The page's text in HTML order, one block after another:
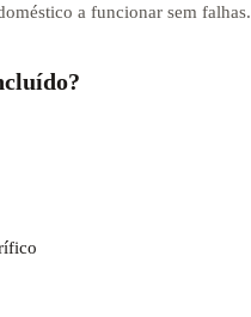
a funcionar sem falhas.